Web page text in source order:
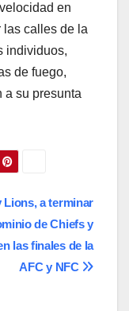
en
las calles de la
individuos,
de fuego,
a su presunta
Lions, a terminar
de Chiefs y
las finales de la
AFC y NFC